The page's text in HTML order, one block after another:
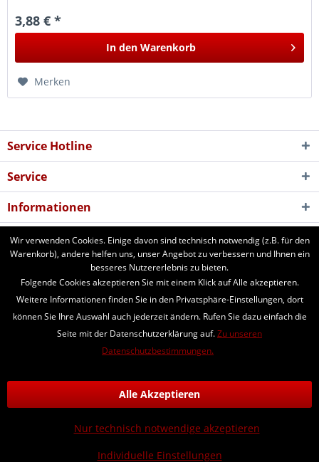
3,88 € *
In den Warenkorb
Merken
Service Hotline
Service
Informationen
Newsletter
aforst.com - Ihr Fachhändler für Patura Weide- und Stalltechnik,
Weidezäune, Euronetze, electra Weidezaungeräte. 24 Stunden online
bestellen. Beratung vom Fachmann per Telefon und Email. Kaufen Sie
Weidezaungeräte, Zaunpfähle, Heuraufen, Panels, Fressgitter,
Tränkebecken, Windschutznetze, Schafhorden, Schafnetze...
Impressum
© aforst.com
Wir verwenden Cookies. Einige davon sind technisch notwendig (z.B. für den
Warenkorb), andere helfen uns, unser Angebot zu verbessern und Ihnen ein
besseres Nutzererlebnis zu bieten.
Folgende Cookies akzeptieren Sie mit einem Klick auf Alle akzeptieren.
Weitere Informationen finden Sie in den Privatsphäre-Einstellungen, dort
können Sie Ihre Auswahl auch jederzeit ändern. Rufen Sie dazu einfach die
Seite mit der Datenschutzerklärung auf.Zu unseren
Datenschutzbestimmungen.
Individuelle Einstellungen
Nur technisch notwendige akzeptieren
Alle Akzeptieren